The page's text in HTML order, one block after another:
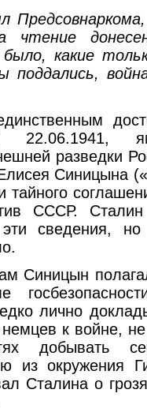
чтение
какие
поддались,
22.06.1941,
разведки
Синицына
тайного
СССР. Сталин
эти сведения,
Синицын
лично
немцев к войне,
добывать
из окружения
Сталина о